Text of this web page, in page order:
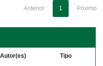
Anterior 1 Póximo
Autor(es) Tipo